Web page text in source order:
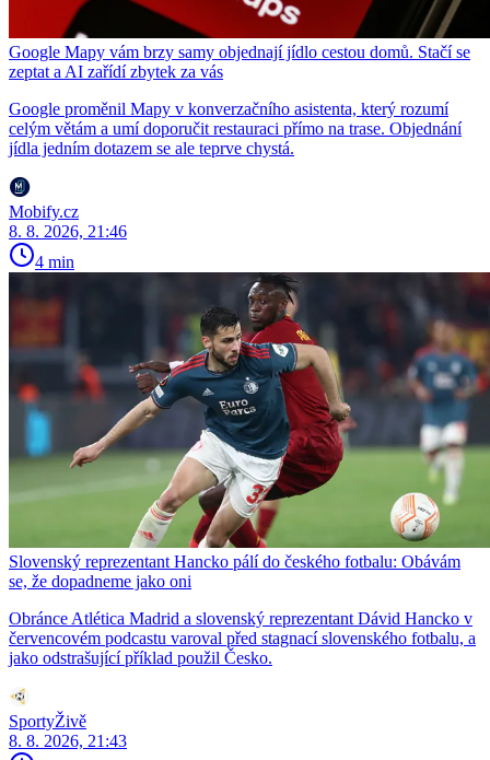
Google Mapy vám brzy samy objednají jídlo cestou domů. Stačí se
zeptat a AI zařídí zbytek za vás
Google proměnil Mapy v konverzačního asistenta, který rozumí
celým větám a umí doporučit restauraci přímo na trase. Objednání
jídla jedním dotazem se ale teprve chystá.
Mobify.cz
8. 8. 2026, 21:46
4 min
Slovenský reprezentant Hancko pálí do českého fotbalu: Obávám
se, že dopadneme jako oni
Obránce Atlética Madrid a slovenský reprezentant Dávid Hancko v
červencovém podcastu varoval před stagnací slovenského fotbalu, a
jako odstrašující příklad použil Česko.
SportyŽivě
8. 8. 2026, 21:43